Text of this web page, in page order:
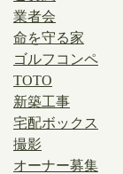
業者会
命を守る家
ゴルフコンペ
TOTO
新築工事
宅配ボックス
撮影
オーナー募集